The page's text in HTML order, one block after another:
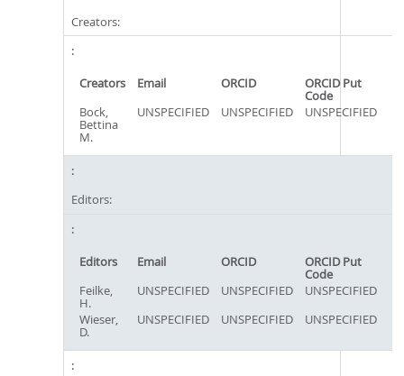
Creators:
Creators Email ORCID ORCID Put
Code
Bock,
Bettina
M.
UNSPECIFIED UNSPECIFIED UNSPECIFIED
Editors:
Editors Email ORCID ORCID Put
Code
Feilke,
H.
UNSPECIFIED UNSPECIFIED
UNSPECIFIED
Wieser,
D.
UNSPECIFIED UNSPECIFIED UNSPECIFIED